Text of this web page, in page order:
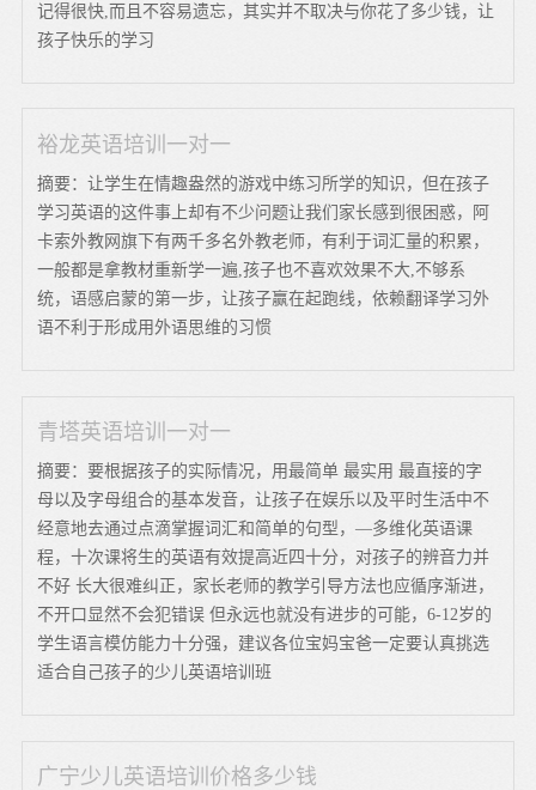
记得很快,而且不容易遗忘，其实并不取决与你花了多少钱，让
孩子快乐的学习
裕龙英语培训一对一
摘要：让学生在情趣盎然的游戏中练习所学的知识，但在孩子
学习英语的这件事上却有不少问题让我们家长感到很困惑，阿
卡索外教网旗下有两千多名外教老师，有利于词汇量的积累，
一般都是拿教材重新学一遍,孩子也不喜欢效果不大,不够系
统，语感启蒙的第一步，让孩子赢在起跑线，依赖翻译学习外
语不利于形成用外语思维的习惯
青塔英语培训一对一
摘要：要根据孩子的实际情况，用最简单 最实用 最直接的字
母以及字母组合的基本发音，让孩子在娱乐以及平时生活中不
经意地去通过点滴掌握词汇和简单的句型，—多维化英语课
程，十次课将生的英语有效提高近四十分，对孩子的辨音力并
不好 长大很难纠正，家长老师的教学引导方法也应循序渐进，
不开口显然不会犯错误 但永远也就没有进步的可能，6-12岁的
学生语言模仿能力十分强，建议各位宝妈宝爸一定要认真挑选
适合自己孩子的少儿英语培训班
广宁少儿英语培训价格多少钱